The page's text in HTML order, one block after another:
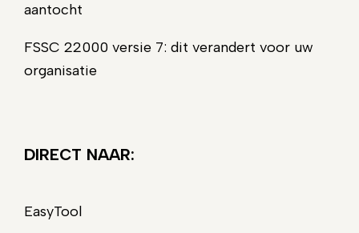
aantocht
FSSC 22000 versie 7: dit verandert voor uw
organisatie
DIRECT NAAR:
EasyTool